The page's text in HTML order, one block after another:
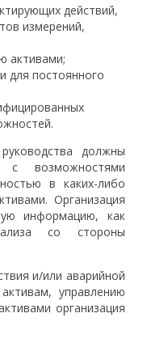
действий,
измерений,
активами;
для постоянного
должны
с возможностями
в каких-либо
Организация
информацию, как
со стороны
и/или аварийной
управлению
организация